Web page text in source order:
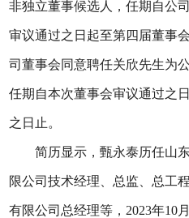
非独立董事候选人，任期自公
审议通过之日起至第四届董事
司董事会同意聘任关欣先生为
任期自本次董事会审议通过之
之日止。
简历显示，甄永泰历任山
限公司技术经理、总监、总工
有限公司总经理等，2023年10